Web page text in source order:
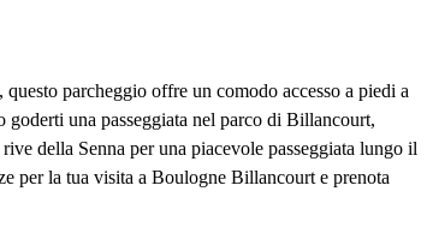
parcheggio offre un comodo accesso a piedi a
goderti una passeggiata nel parco di Billancourt,
della Senna per una piacevole passeggiata lungo il
per la tua visita a Boulogne Billancourt e prenota